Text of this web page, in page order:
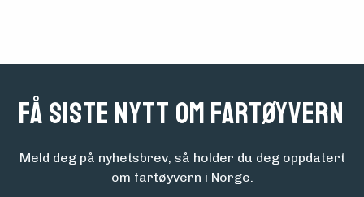
Få siste nytt om fartøyvern
Meld deg på nyhetsbrev, så holder du deg oppdatert
om fartøyvern i Norge.